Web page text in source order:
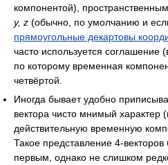
компонентой),
y, z (обычно, по умолчанию и
прямоугольные декартовы
часто используется соглашение
по которому временная
четвёртой.
Иногда бывает удобно
вектора чисто мнимый характер
действительную временную
Такое представление 4-
первым, однако не слишком